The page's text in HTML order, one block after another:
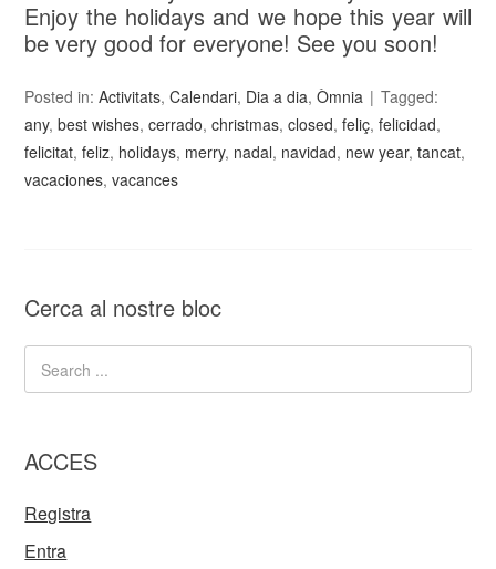
Enjoy the holidays and we hope this year will
be very good for everyone! See you soon!
Posted in:Activitats,Calendari, Dia a dia,Òmnia
Tagged:
any,best wishes,cerrado,christmas,closed,feliç,felicidad,
felicitat,feliz, holidays, merry, nadal, navidad, new year,tancat,
vacaciones,vacances
Cerca al nostre bloc
ACCES
Registra
Entra